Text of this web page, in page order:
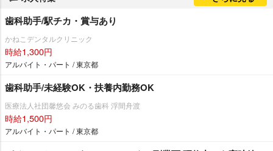
歯科助手/駅チカ・賞与あり
かねこデンタルクリニック
時給1,300円
アルバイト・パート / 東京都
歯科助手/未経験OK・扶養内勤務OK
医療法人社団馨悠会 みのる歯科 浮間舟渡
時給1,500円
アルバイト・パート / 東京都